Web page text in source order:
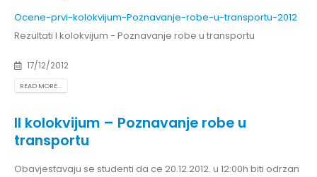
Ocene-prvi-kolokvijum-Poznavanje-robe-u-transportu-2012
Rezultati I kolokvijum - Poznavanje robe u transportu
17/12/2012
READ MORE...
II kolokvijum – Poznavanje robe u
transportu
Obavjestavaju se studenti da ce 20.12.2012. u 12:00h biti odrzan